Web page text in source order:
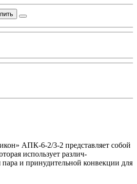
АПК-6-2/3-2 представляет собой
использует различ-
и принудительной конвекции для